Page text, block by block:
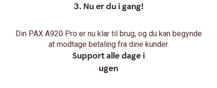
3. Nu er du i gang!
Din PAX A920 Pro er nu klar til brug, og du kan begynde
at modtage betaling fra dine kunder.
Support alle dage i
ugen